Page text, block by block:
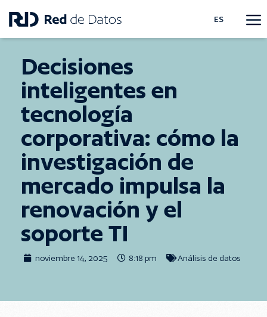
ES
Decisiones
inteligentes en
tecnología
corporativa: cómo la
investigación de
mercado impulsa la
renovación y el
soporte TI
noviembre 14, 2025 8:18 pm Análisis de datos